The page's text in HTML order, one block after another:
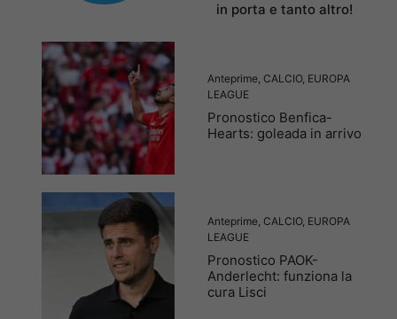
in porta e tanto altro!
Anteprime CALCIO, EUROPA
LEAGUE
Pronostico Benfica-
Hearts: goleada in arrivo
Anteprime CALCIO, EUROPA
LEAGUE
Pronostico PAOK-
Anderlecht: funziona la
cura Lisci